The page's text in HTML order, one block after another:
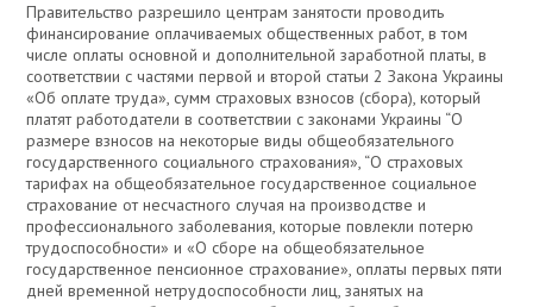
Правительство разрешило центрам занятости проводить
финансирование оплачиваемых общественных работ, в том
числе оплаты основной и дополнительной заработной платы, в
соответствии с частями первой и второй статьи 2 Закона Украины
«Об оплате труда», сумм страховых взносов (сбора), который
платят работодатели в соответствии с законами Украины “О
размере взносов на некоторые виды общеобязательного
государственного социального страхования», “О страховых
тарифах на общеобязательное государственное социальное
страхование от несчастного случая на производстве и
профессионального заболевания, которые повлекли потерю
трудоспособности» и «О сборе на общеобязательное
государственное пенсионное страхование», оплаты первых пяти
дней временной нетрудоспособности лиц, занятых на